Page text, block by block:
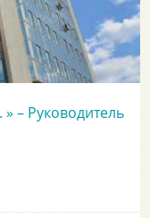
– Руководитель